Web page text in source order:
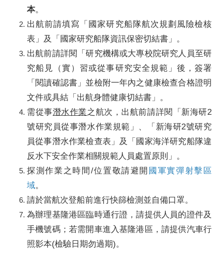
本。
出航前請填寫「國家研究船隊航次規劃風險檢核
表」及
「國家研究船隊資訊保密切結書」。
出航前請詳閱「研究機構或大專校院研究人員至研
究船見（實）習或從事研究安全規範」後，簽署
「閱讀確認書」並檢附一年內之健康檢查合格證明
文件或具結「出航身體健康切結書」。
需從事潛水作業之航次， 出航前請詳閱「新海研2
號研究員從事潛水作業規範」、「新海研2號研究
員從事潛水作業檢查表 」及「國家海洋研究船隊違
反水下安全作業相關規範人員處置原則」。
探測作業之時間/位置敬請避開 國軍實彈射擊區
域。
請於當航次登船前進行快篩檢測並自備口罩。
為辦理基隆港區臨時通行證，請提供人員的證件及
手機號碼；若需開車進入基隆港區，請提供汽車行
照影本(檢驗日期勿過期)。